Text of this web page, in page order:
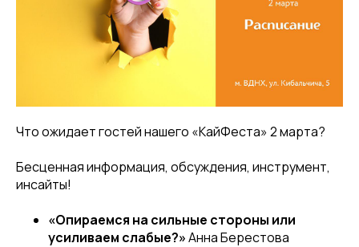
Что ожидает гостей нашего «КайФеста» 2 марта?
Бесценная информация, обсуждения, инструмент,
инсайты!
«Опираемся на сильные стороны или
усиливаем слабые?»Анна Берестова